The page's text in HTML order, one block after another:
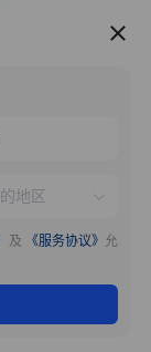
服务推荐
及 《服务协议》 允